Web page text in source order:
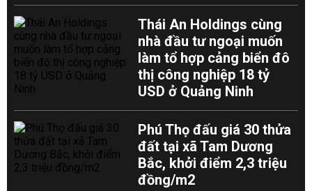
Thái An Holdings cùng
nhà đầu tư ngoại muốn
làm tổ hợp cảng biển đô
thị công nghiệp 18 tỷ
USD ở Quảng Ninh
Phú Thọ đấu giá 30 thửa
đất tại xã Tam Dương
Bắc, khởi điểm 2,3 triệu
đồng/m2